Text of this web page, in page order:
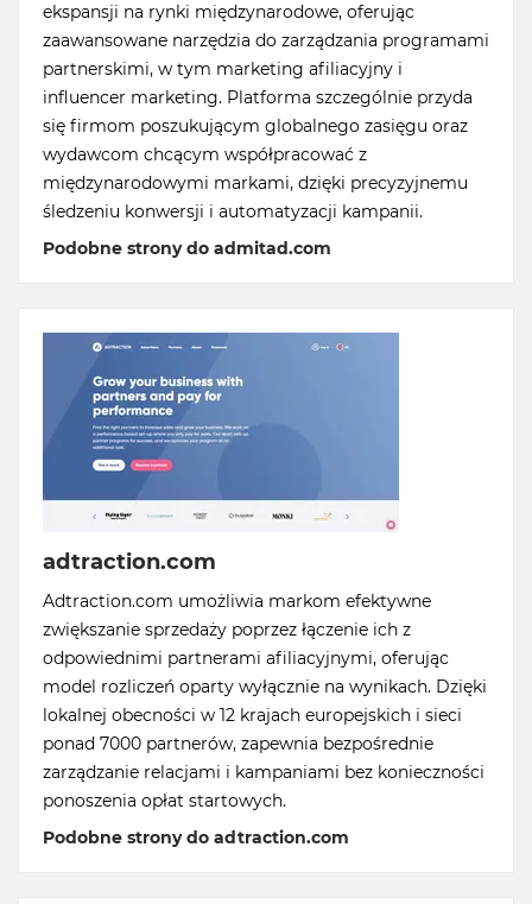
ekspansji na rynki międzynarodowe, oferując
zaawansowane narzędzia do zarządzania programami
partnerskimi, w tym marketing afiliacyjny i
influencer marketing. Platforma szczególnie przyda
się firmom poszukującym globalnego zasięgu oraz
wydawcom chcącym współpracować z
międzynarodowymi markami, dzięki precyzyjnemu
śledzeniu konwersji i automatyzacji kampanii.
Podobne strony do admitad.com
adtraction.com
Adtraction.com umożliwia markom efektywne
zwiększanie sprzedaży poprzez łączenie ich z
odpowiednimi partnerami afiliacyjnymi, oferując
model rozliczeń oparty wyłącznie na wynikach. Dzięki
lokalnej obecności w 12 krajach europejskich i sieci
ponad 7000 partnerów, zapewnia bezpośrednie
zarządzanie relacjami i kampaniami bez konieczności
ponoszenia opłat startowych.
Podobne strony do adtraction.com